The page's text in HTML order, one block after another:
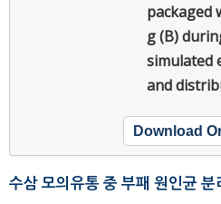
packaged
g (B)
simulated
and
Download
수삼 모의유통 중 부패 원인균 분